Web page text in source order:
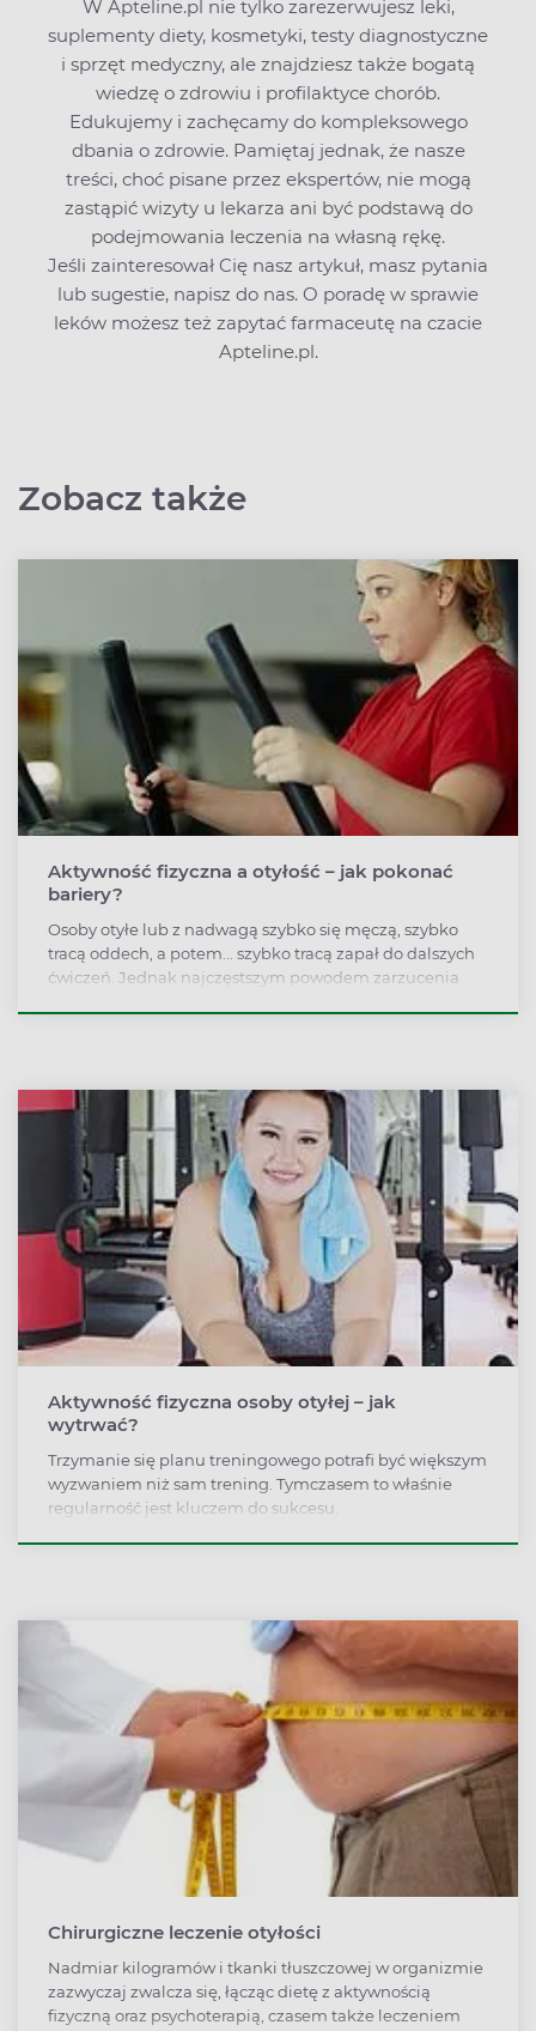
W Apteline.pl nie tylko zarezerwujesz leki,
suplementy diety, kosmetyki, testy diagnostyczne
i sprzęt medyczny, ale znajdziesz także bogatą
wiedzę o zdrowiu i profilaktyce chorób.
Edukujemy i zachęcamy do kompleksowego
dbania o zdrowie. Pamiętaj jednak, że nasze
treści, choć pisane przez ekspertów, nie mogą
zastąpić wizyty u lekarza ani być podstawą do
podejmowania leczenia na własną rękę.
Jeśli zainteresował Cię nasz artykuł, masz pytania
lub sugestie, napisz do nas. O poradę w sprawie
leków możesz też zapytać farmaceutę na czacie
Apteline.pl.
Zobacz także
Aktywność fizyczna a otyłość – jak pokonać
bariery?
Osoby otyłe lub z nadwagą szybko się męczą, szybko
tracą oddech, a potem... szybko tracą zapał do dalszych
ćwiczeń. Jednak najczęstszym powodem zarzucenia
Aktywność fizyczna osoby otyłej – jak
wytrwać?
Trzymanie się planu treningowego potrafi być większym
wyzwaniem niż sam trening. Tymczasem to właśnie
regularność jest kluczem do sukcesu.
Chirurgiczne leczenie otyłości
Nadmiar kilogramów i tkanki tłuszczowej w organizmie
zazwyczaj zwalcza się, łącząc dietę z aktywnością
fizyczną oraz psychoterapią, czasem także leczeniem